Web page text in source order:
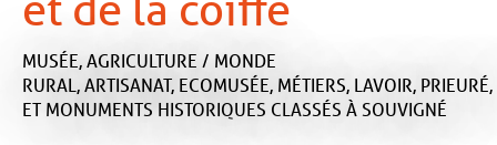
MUSÉE,AGRICULTURE / MONDE
RURAL,ARTISANAT, ECOMUSÉE, MÉTIERS, LAVOIR, PRIEURÉ,
ET MONUMENTS HISTORIQUES CLASSÉS À SOUVIGNÉ